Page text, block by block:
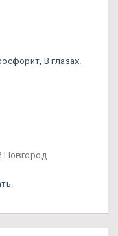
В глазах.
Новгород